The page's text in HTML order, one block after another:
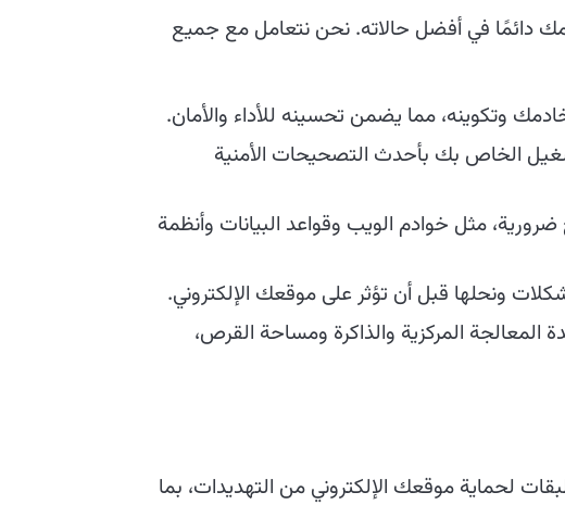
دائمًا في أفضل حالاته. نحن نتعامل مع جميع
وتكوينه، مما يضمن تحسينه للأداء والأمان.
الخاص بك بأحدث التصحيحات الأمنية
مثل خوادم الويب وقواعد البيانات وأنظمة
ونحلها قبل أن تؤثر على موقعك الإلكتروني.
المركزية والذاكرة ومساحة القرص،
لحماية موقعك الإلكتروني من التهديدات، بما